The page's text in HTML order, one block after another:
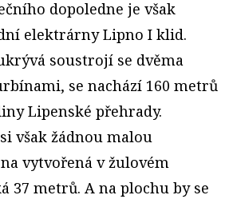
dopoledne je však
elektrárny Lipno I klid.
soustrojí se dvěma
se nachází 160 metrů
Lipenské přehrady.
však žádnou malou
vytvořená v žulovém
37 metrů. A na plochu by se